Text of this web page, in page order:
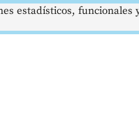
estadísticos,